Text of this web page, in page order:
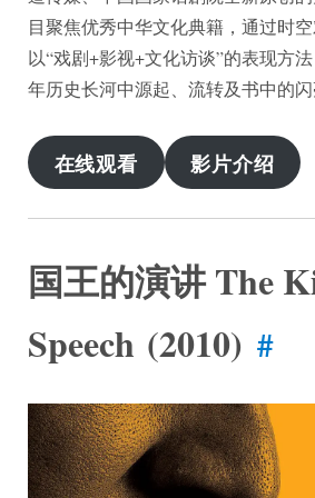
目聚焦优秀中华文化典籍，通过时
以“戏剧+影视+文化访谈”的表现方
年历史长河中源起、流转及书中的闪
在线观看 影片介绍
国王的演讲 The
Speech (2010) #